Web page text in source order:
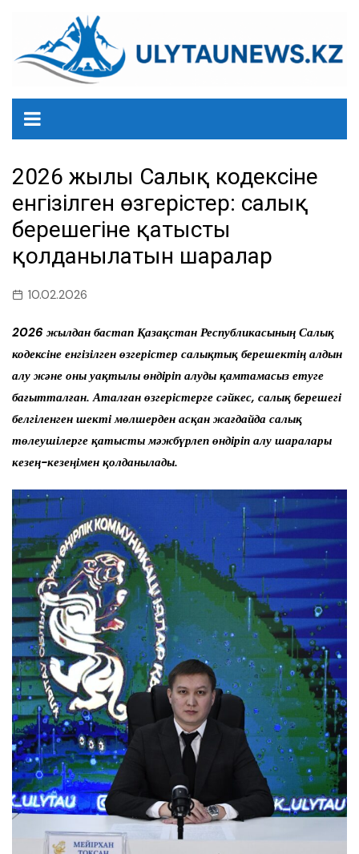
содержанию
2026 жылғы Салық кодексіне
енгізілген өзгерістер: салық
берешегіне қатысты
қолданылатын шаралар
10.02.2026
2026 жылдан бастап Қазақстан Республикасының Салық
кодексіне енгізілген өзгерістер салықтық берешектің алдын
алу және оны уақтылы өндіріп алуды қамтамасыз етуге
бағытталған. Аталған өзгерістерге сәйкес, салық берешегі
белгіленген шекті мөлшерден асқан жағдайда салық
төлеушілерге қатысты мәжбүрлеп өндіріп алу шаралары
кезең-кезеңімен қолданылады.